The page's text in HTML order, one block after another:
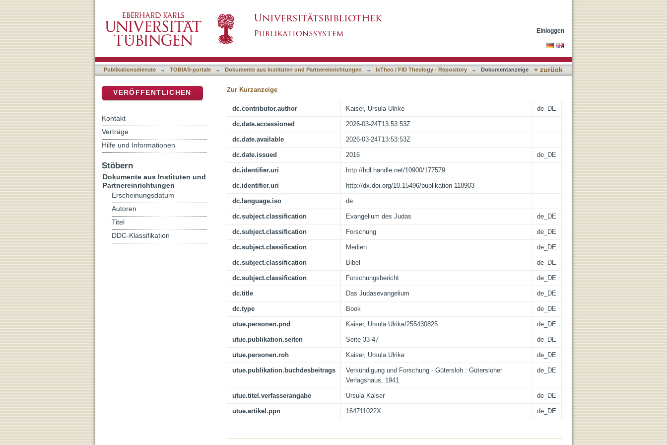
Einloggen
Publikationsdienste → TOBIAS-portale → Dokumente aus Instituten und Partnereinrichtungen → IxTheo / FID Theology - Repository → Dokumentanzeige « zurück
Zur Kurzanzeige
dc.contributor.author Kaiser, Ursula Ulrike de_DE
dc.date.accessioned 2026-03-24T13:53:53Z
dc.date.available 2026-03-24T13:53:53Z
dc.date.issued 2016 de_DE
dc.identifier.uri http://hdl.handle.net/10900/177579
dc.identifier.uri http://dx.doi.org/10.15496/publikation-118903
dc.language.iso de
dc.subject.classification Evangelium des Judas de_DE
dc.subject.classification Forschung de_DE
dc.subject.classification Medien de_DE
dc.subject.classification Bibel de_DE
dc.subject.classification Forschungsbericht de_DE
dc.title Das Judasevangelium de_DE
dc.type Book de_DE
utue.personen.pnd Kaiser, Ursula Ulrike/255430825 de_DE
utue.publikation.seiten Seite 33-47 de_DE
utue.personen.roh Kaiser, Ursula Ulrike de_DE
utue.publikation.buchdesbeitrags
Verkündigung und Forschung - Gütersloh : Gütersloher
Verlagshaus, 1941
de_DE
utue.titel.verfasserangabe Ursula Kaiser de_DE
utue.artikel.ppn 164711022X de_DE
VERÖFFENTLICHEN
Kontakt
Verträge
Hilfe und Informationen
Stöbern
Dokumente aus Instituten und
Partnereinrichtungen
Erscheinungsdatum
Autoren
Titel
DDC-Klassifikation